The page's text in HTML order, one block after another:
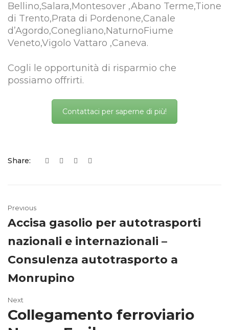
Bellino,Salara,Montesover ,Abano Terme,Tione
di Trento,Prata di Pordenone,Canale
d’Agordo,Conegliano,NaturnoFiume
Veneto,Vigolo Vattaro ,Caneva.
Cogli le opportunità di risparmio che
possiamo offrirti.
Contattaci per saperne di più!
Share:
Previous
Accisa gasolio per autotrasporti
nazionali e internazionali –
Consulenza autotrasporto a
Monrupino
Next
Collegamento ferroviario